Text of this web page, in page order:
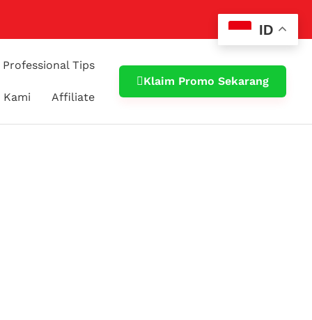
Professional Tips
Kami Affiliate
Klaim Promo Sekarang
ID